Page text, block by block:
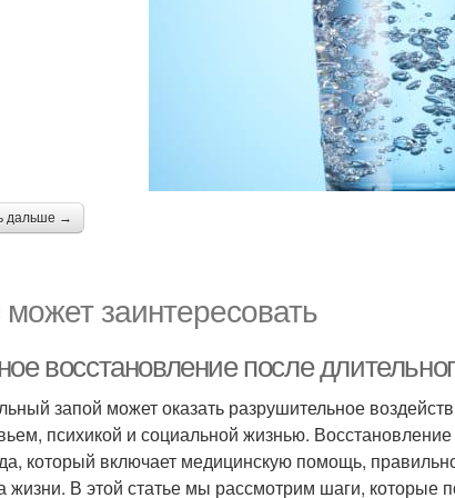
дальше →
заинтересовать
восстановление после
запой может оказать разрушительное
психикой и социальной жизнью. Восстановление
который включает медицинскую помощь,
жизни. В этой статье мы рассмотрим шаги, которые